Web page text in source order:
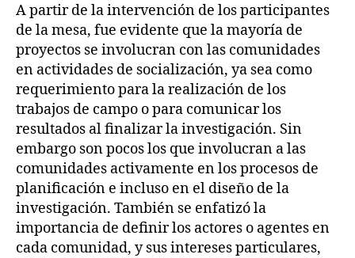
A partir de la intervención de los participantes
de la mesa, fue evidente que la mayoría de
proyectos se involucran con las comunidades
en actividades de socialización, ya sea como
requerimiento para la realización de los
trabajos de campo o para comunicar los
resultados al finalizar la investigación. Sin
embargo son pocos los que involucran a las
comunidades activamente en los procesos de
planificación e incluso en el diseño de la
investigación. También se enfatizó la
importancia de definir los actores o agentes en
cada comunidad, y sus intereses particulares,